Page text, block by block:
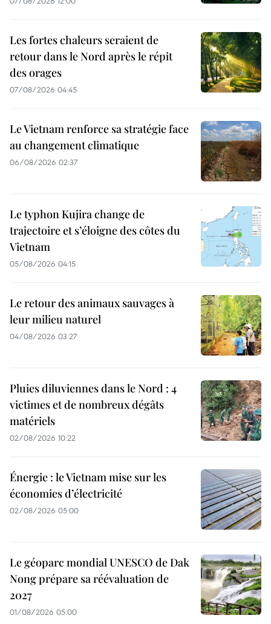
Les fortes chaleurs seraient de
retour dans le Nord après le répit
des orages
07/08/2026 04:45
Le Vietnam renforce sa stratégie face
au changement climatique
06/08/2026 02:37
Le typhon Kujira change de
trajectoire et s’éloigne des côtes du
Vietnam
05/08/2026 04:15
Le retour des animaux sauvages à
leur milieu naturel
04/08/2026 03:27
Pluies diluviennes dans le Nord : 4
victimes et de nombreux dégâts
matériels
02/08/2026 10:22
Énergie : le Vietnam mise sur les
économies d’électricité
02/08/2026 05:00
Le géoparc mondial UNESCO de Dak
Nong prépare sa réévaluation de
2027
01/08/2026 05:00